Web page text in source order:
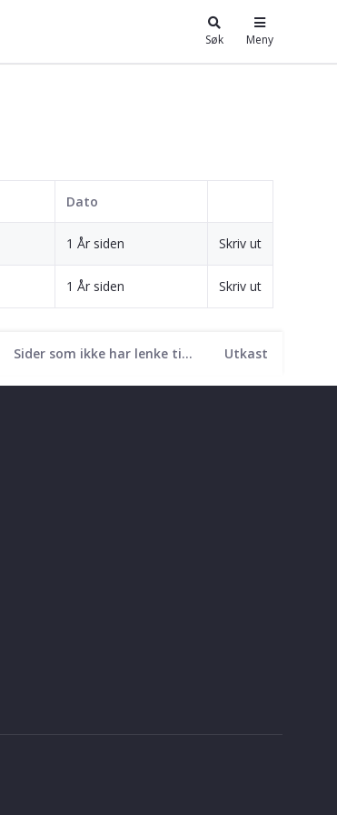
Søk Meny
Sider som ikke har lenke til seg Utkast
Dato
1 År siden Skriv ut
1 År siden Skriv ut